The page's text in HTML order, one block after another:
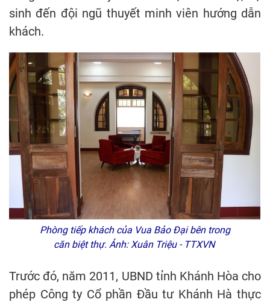
sinh đến đội ngũ thuyết minh viên hướng dẫn
khách.
Phòng tiếp khách của Vua Bảo Đại bên trong
căn biệt thự. Ảnh: Xuân Triệu - TTXVN
Trước đó, năm 2011, UBND tỉnh Khánh Hòa cho
phép Công ty Cổ phần Đầu tư Khánh Hà thực